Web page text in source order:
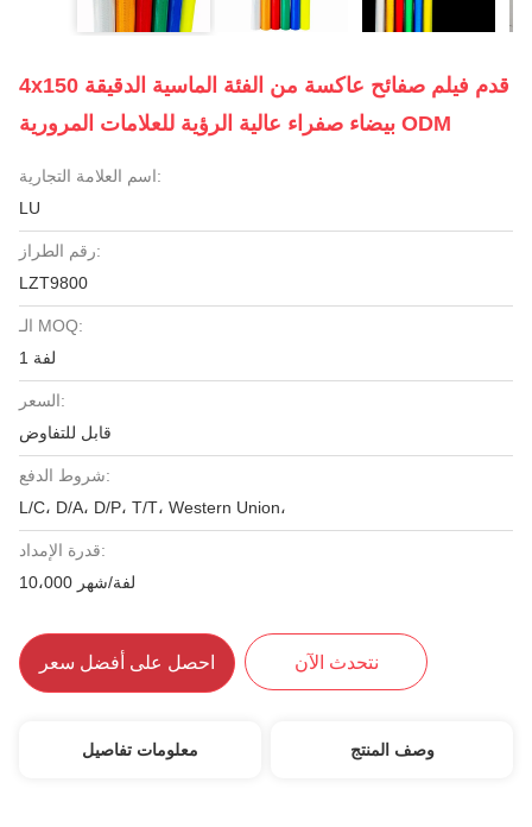
4x150 قدم فيلم صفائح عاكسة من الفئة الماسية الدقيقة
بيضاء صفراء عالية الرؤية للعلامات المرورية ODM
اسم العلامة التجارية:
LU
رقم الطراز:
LZT9800
الـ MOQ:
1 لفة
السعر:
قابل للتفاوض
شروط الدفع:
L/C، D/A، D/P، T/T، Western Union،
قدرة الإمداد:
10،000 لفة/شهر
احصل على أفضل سعر نتحدث الآن
معلومات تفاصيل وصف المنتج